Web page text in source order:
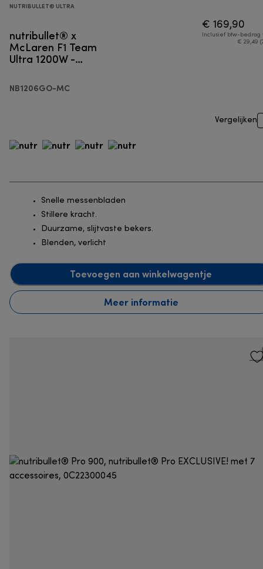
NUTRIBULLET® ULTRA
nutribullet® x
McLaren F1 Team
Ultra 1200W -
NB1206GO-MC
€ 169,90
Inclusief btw-bedrag
€ 29,49
Vergelijken
Snelle messenbladen
Stillere kracht.
Duurzame, slijtvaste bekers.
Blenden, verlicht
Toevoegen aan winkelwagentje
Meer informatie